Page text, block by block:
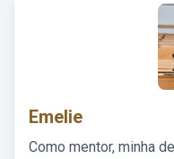
Emelie
Como mentor, minha